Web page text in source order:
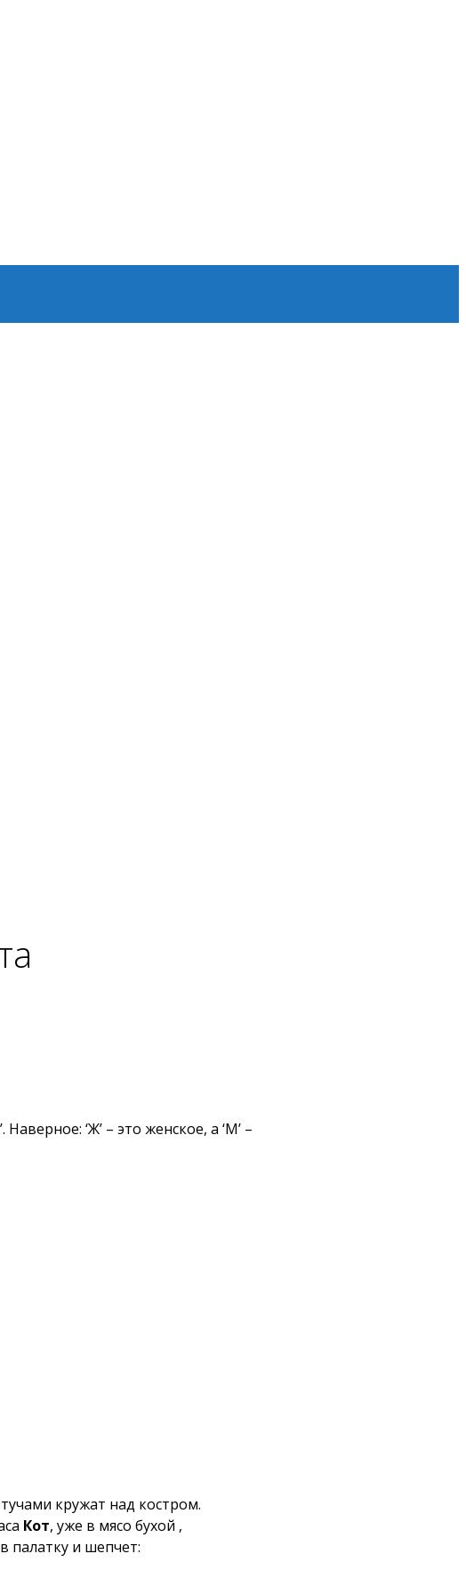
‘Ж’ – это женское, а ‘М’ –
кружат над костром.
Кот, уже в мясо бухой ,
палатку и шепчет: